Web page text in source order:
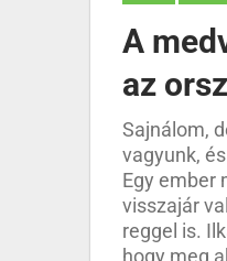
A
az
Sajnálom,
vagyunk,
Egy ember
visszajár
reggel is.
hogy meg